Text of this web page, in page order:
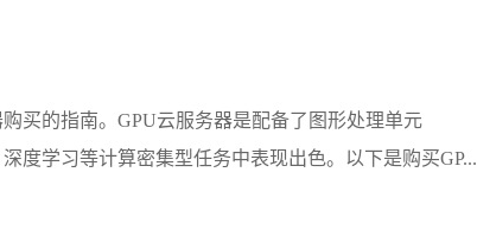
买的指南。GPU云服务器是配备了图形处理单元
度学习等计算密集型任务中表现出色。以下是购买GP...